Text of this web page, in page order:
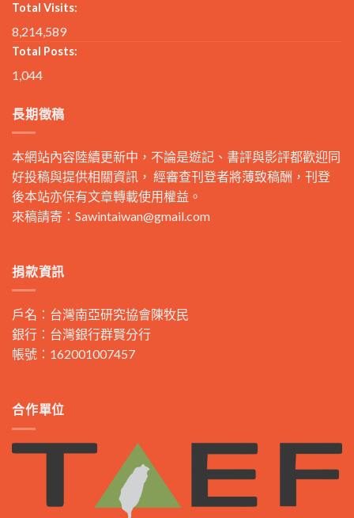
Total Visits:
8,214,589
Total Posts:
1,044
長期徵稿
本網站內容陸續更新中，不論是遊記、書評與影評都歡迎同
好投稿與提供相關資訊， 經審查刊登者將薄致稿酬，刊登
後本站亦保有文章轉載使用權益。
來稿請寄： Sawintaiwan@gmail.com
捐款資訊
戶名：台灣南亞研究協會陳牧民
銀行：台灣銀行群賢分行
帳號：162001007457
合作單位